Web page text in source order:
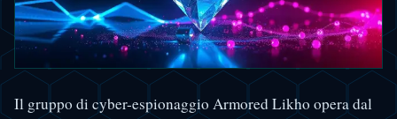
Il gruppo di cyber-espionaggio Armored Likho opera dal